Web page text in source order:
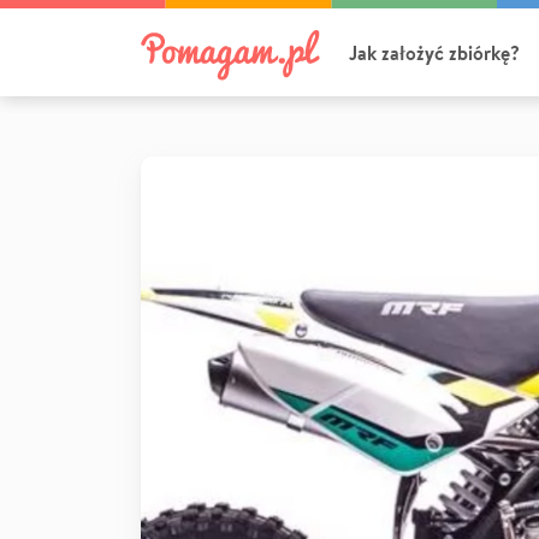
Jak założyć zbiórkę?